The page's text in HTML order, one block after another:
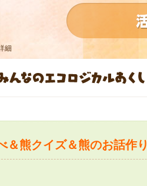
細
＆熊クイズ＆熊のお話作り